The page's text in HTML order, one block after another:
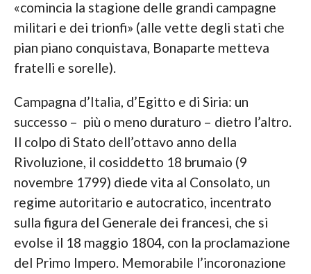
«comincia la stagione delle grandi campagne
militari e dei trionfi» (alle vette degli stati che
pian piano conquistava, Bonaparte metteva
fratelli e sorelle).
Campagna d’Italia, d’Egitto e di Siria: un
successo – più o meno duraturo – dietro l’altro.
Il colpo di Stato dell’ottavo anno della
Rivoluzione, il cosiddetto 18 brumaio (9
novembre 1799) diede vita al Consolato, un
regime autoritario e autocratico, incentrato
sulla figura del Generale dei francesi, che si
evolse il 18 maggio 1804, con la proclamazione
del Primo Impero. Memorabile l’incoronazione